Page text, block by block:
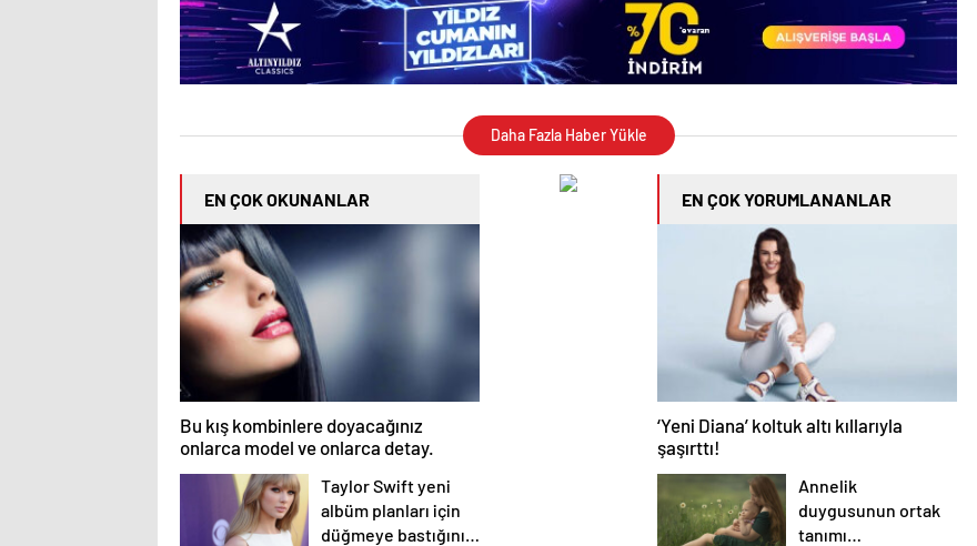
Daha Fazla Haber Yükle
EN ÇOK OKUNANLAR
Bu kış kombinlere doyacağınız
onlarca model ve onlarca detay.
Taylor Swift yeni
albüm planları için
düğmeye bastığını
EN ÇOK YORUMLANANLAR
‘Yeni Diana’ koltuk altı kıllarıyla
şaşırttı!
Annelik
duygusunun ortak
tanımı